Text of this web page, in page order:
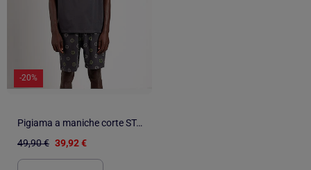
-20%
Pigiama a maniche corte STAR WARS da uomo Neon Galactic Empire
49,90 € 39,92 €